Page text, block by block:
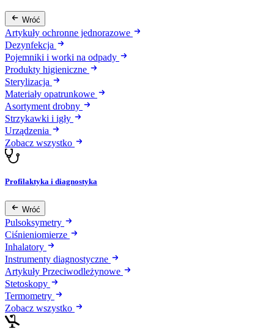
Wróć
Artykuły ochronne jednorazowe
Dezynfekcja
Pojemniki i worki na odpady
Produkty higieniczne
Sterylizacja
Materiały opatrunkowe
Asortyment drobny
Strzykawki i igły
Urządzenia
Zobacz wszystko
Profilaktyka i diagnostyka
Wróć
Pulsoksymetry
Ciśnieniomierze
Inhalatory
Instrumenty diagnostyczne
Artykuły Przeciwodleżynowe
Stetoskopy
Termometry
Zobacz wszystko